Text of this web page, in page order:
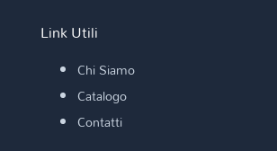
Link Utili
Chi Siamo
Catalogo
Contatti